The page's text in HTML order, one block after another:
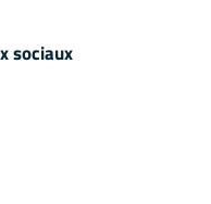
sociaux